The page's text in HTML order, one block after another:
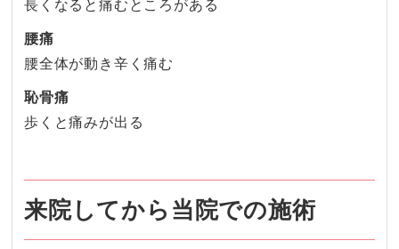
長くなると痛むところがある
腰痛
腰全体が動き辛く痛む
恥骨痛
歩くと痛みが出る
来院してから当院での施術